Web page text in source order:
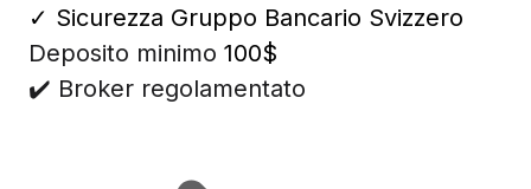
✓ Sicurezza Gruppo Bancario Svizzero
Deposito minimo 100$
✔️ Broker regolamentato